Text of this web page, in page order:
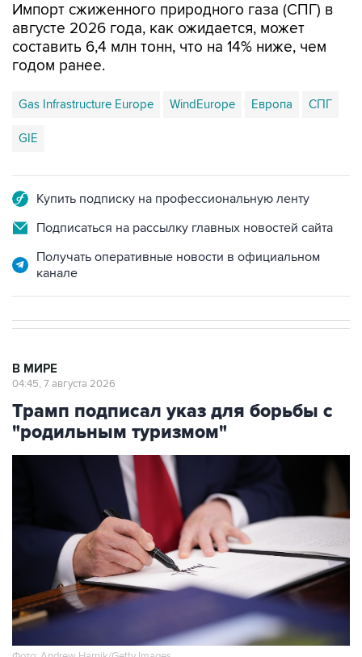
Импорт сжиженного природного газа (СПГ) в
августе 2026 года, как ожидается, может
составить 6,4 млн тонн, что на 14% ниже, чем
годом ранее.
Gas Infrastructure Europe WindEurope Европа СПГ
GIE
Купить подписку на профессиональную ленту
Подписаться на рассылку главных новостей сайта
Получать оперативные новости в официальном
канале
В МИРЕ
04:45, 7 августа 2026
Трамп подписал указ для борьбы с
"родильным туризмом"